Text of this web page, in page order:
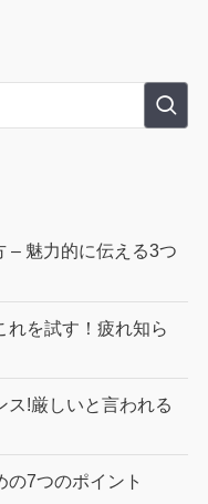
– 魅力的に伝える3つ
れを試す！疲れ知ら
ス!厳しいと言われる
7つのポイント